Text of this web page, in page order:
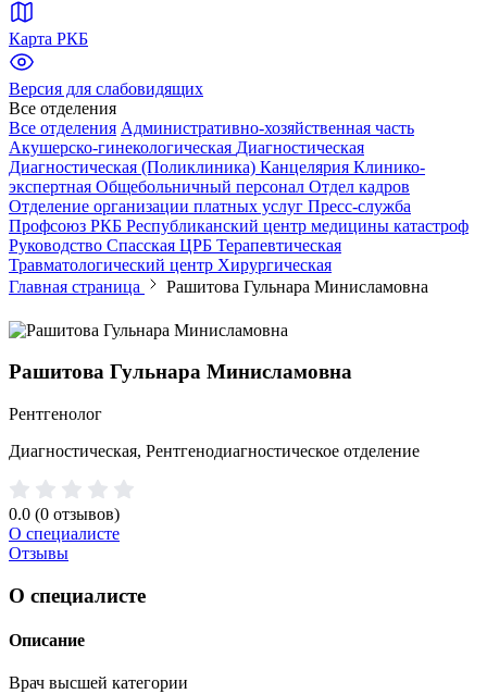
Карта РКБ
Версия для слабовидящих
Все отделения
Все отделения Административно-хозяйственная часть
Акушерско-гинекологическая Диагностическая
Диагностическая (Поликлиника) Канцелярия Клинико-
экспертная Общебольничный персонал Отдел кадров
Отделение организации платных услуг Пресс-служба
Профсоюз РКБ Республиканский центр медицины катастроф
Руководство Спасская ЦРБ Терапевтическая
Травматологический центр Хирургическая
Главная страница
Рашитова Гульнара Минисламовна
Рашитова Гульнара Минисламовна
Рентгенолог
Диагностическая, Рентгенодиагностическое отделение
0.0 (0 отзывов)
О специалисте
Отзывы
О специалисте
Описание
Врач высшей категории